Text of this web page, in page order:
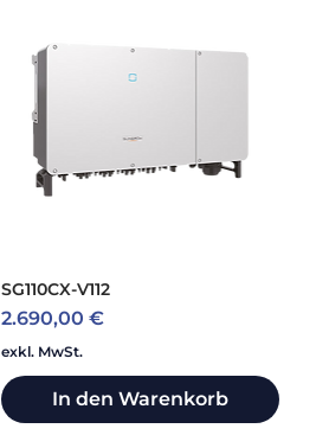
SG110CX-V112
Preis
2.690,00 €
exkl. MwSt.
In den Warenkorb